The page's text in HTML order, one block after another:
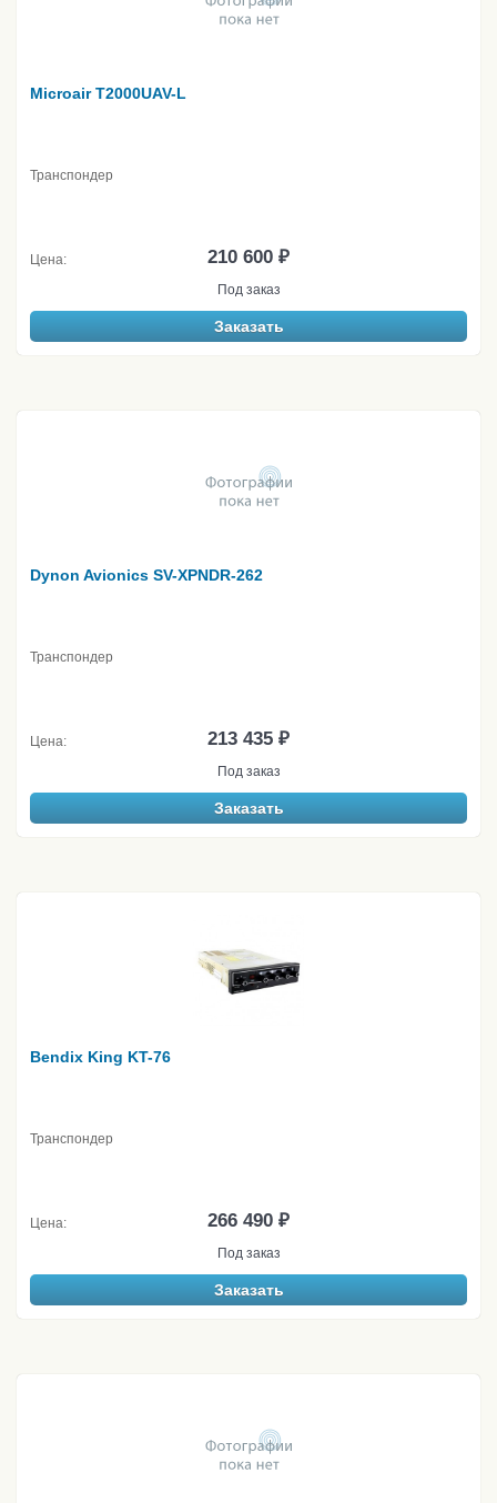
Microair T2000UAV-L
Транспондер
Цена: 210 600 ₽
Под заказ
Заказать
Dynon Avionics SV-XPNDR-262
Транспондер
Цена: 213 435 ₽
Под заказ
Заказать
Bendix King KT-76
Транспондер
Цена: 266 490 ₽
Под заказ
Заказать